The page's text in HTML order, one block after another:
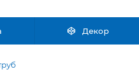
Декор